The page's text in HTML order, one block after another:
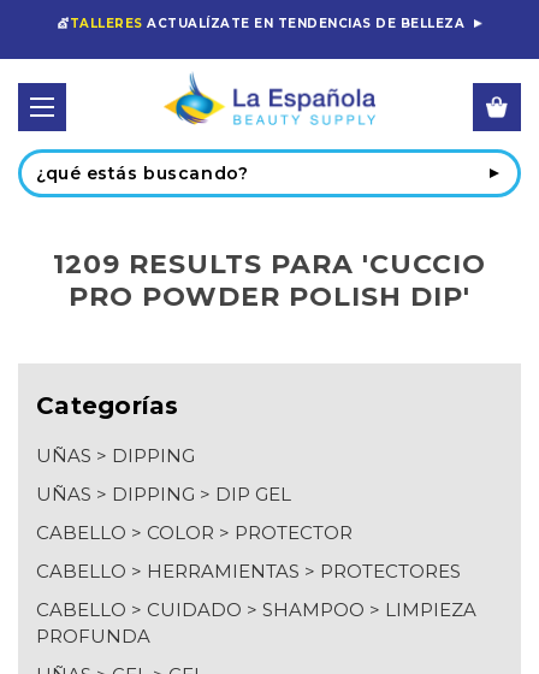
💇TALLERES ACTUALÍZATE EN TENDENCIAS DE BELLEZA
Buscar
1209 RESULTS PARA 'CUCCIO
PRO POWDER POLISH DIP'
UÑAS
ESTÉTICA
MAQUILLAJE
TALLERES
EQUIPO
Categorías
UÑAS > DIPPING
UÑAS > DIPPING > DIP GEL
CABELLO > COLOR > PROTECTOR
CABELLO > HERRAMIENTAS > PROTECTORES
CABELLO > CUIDADO > SHAMPOO > LIMPIEZA
PROFUNDA